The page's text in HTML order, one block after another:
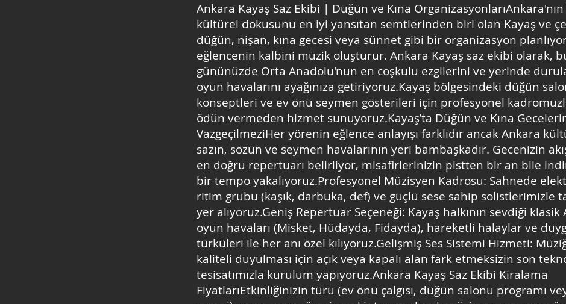
Ankara Kayaş Saz Ekibi | Düğün ve Kına
kültürel dokusunu en iyi yansıtan semtlerinden biri olan Kayaş ve
düğün, nişan, kına gecesi veya sünnet gibi bir organizasyon
eğlencenin kalbini müzik oluşturur. Ankara Kayaş saz ekibi olarak,
gününüzde Orta Anadolu'nun en coşkulu ezgilerini ve yerinde
oyun havalarını ayağınıza getiriyoruz.Kayaş bölgesindeki düğün
konseptleri ve ev önü seymen gösterileri için profesyonel
ödün vermeden hizmet sunuyoruz.Kayaş’ta Düğün ve Kına
VazgeçilmeziHer yörenin eğlence anlayışı farklıdır ancak Ankara
sazın, sözün ve seymen havalarının yeri bambaşkadır. Gecenizin
en doğru repertuarı belirliyor, misafirlerinizin pistten bir an bile
bir tempo yakalıyoruz.Profesyonel Müzisyen Kadrosu: Sahnede
ritim grubu (kaşık, darbuka, def) ve güçlü sese sahip solistlerimizle
yer alıyoruz.Geniş Repertuar Seçeneği: Kayaş halkının sevdiği klasik
oyun havaları (Misket, Hüdayda, Fidayda), hareketli halaylar ve
türküleri ile her anı özel kılıyoruz.Gelişmiş Ses Sistemi Hizmeti:
kaliteli duyulması için açık veya kapalı alan fark etmeksizin son
tesisatımızla kurulum yapıyoruz.Ankara Kayaş Saz Ekibi Kiralama
FiyatlarıEtkinliğinizin türü (ev önü çalgısı, düğün salonu programı